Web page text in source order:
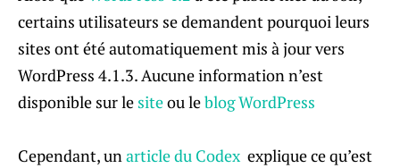
certains utilisateurs se demandent pourquoi leurs
sites ont été automatiquement mis à jour vers
WordPress 4.1.3. Aucune information n’est
disponible sur le siteou leblog WordPress
Cependant, unarticle du Codex explique ce qu’est